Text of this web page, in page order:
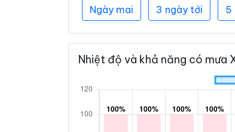
Ngày mai 3 ngày tới 5
Nhiệt độ và khả năng có mưa